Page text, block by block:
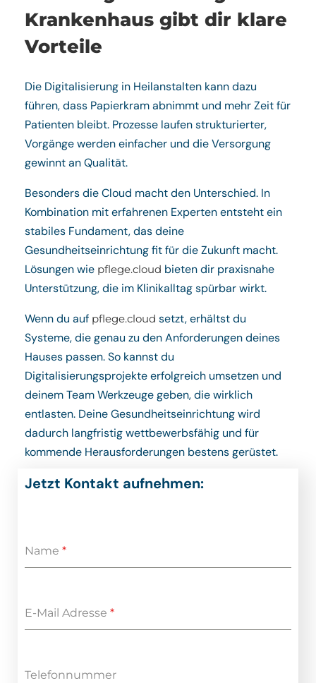
Krankenhaus gibt dir klare
Vorteile
Die Digitalisierung in Heilanstalten kann dazu
führen, dass Papierkram abnimmt und mehr Zeit für
Patienten bleibt. Prozesse laufen strukturierter,
Vorgänge werden einfacher und die Versorgung
gewinnt an Qualität.
Besonders die Cloud macht den Unterschied. In
Kombination mit erfahrenen Experten entsteht ein
stabiles Fundament, das deine
Gesundheitseinrichtung fit für die Zukunft macht.
Lösungen wie pflege.cloud bieten dir praxisnahe
Unterstützung, die im Klinikalltag spürbar wirkt.
Wenn du auf pflege.cloud setzt, erhältst du
Systeme, die genau zu den Anforderungen deines
Hauses passen. So kannst du
Digitalisierungsprojekte erfolgreich umsetzen und
deinem Team Werkzeuge geben, die wirklich
entlasten. Deine Gesundheitseinrichtung wird
dadurch langfristig wettbewerbsfähig und für
kommende Herausforderungen bestens gerüstet.
Jetzt Kontakt aufnehmen:
Name *
E-Mail Adresse *
Telefonnummer